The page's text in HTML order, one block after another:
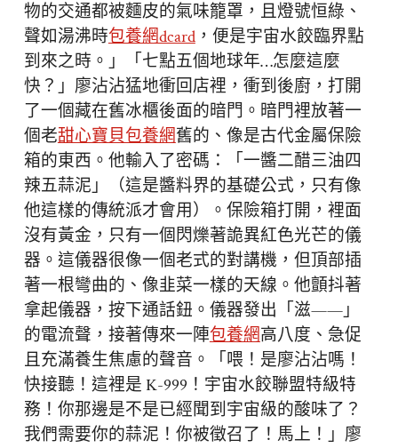
物的交通都被麵皮的氣味籠罩，且燈號恒綠、
聲如湯沸時包養網dcard，便是宇宙水餃臨界點
到來之時。」「七點五個地球年…怎麼這麼
快？」廖沾沾猛地衝回店裡，衝到後廚，打開
了一個藏在舊冰櫃後面的暗門。暗門裡放著一
個老甜心寶貝包養網舊的、像是古代金屬保險
箱的東西。他輸入了密碼：「一醬二醋三油四
辣五蒜泥」（這是醬料界的基礎公式，只有像
他這樣的傳統派才會用）。保險箱打開，裡面
沒有黃金，只有一個閃爍著詭異紅色光芒的儀
器。這儀器很像一個老式的對講機，但頂部插
著一根彎曲的、像韭菜一樣的天線。他顫抖著
拿起儀器，按下通話鈕。儀器發出「滋——」
的電流聲，接著傳來一陣包養網高八度、急促
且充滿養生焦慮的聲音。「喂！是廖沾沾嗎！
快接聽！這裡是 K-999！宇宙水餃聯盟特級特
務！你那邊是不是已經聞到宇宙級的酸味了？
我們需要你的蒜泥！你被徵召了！馬上！」廖